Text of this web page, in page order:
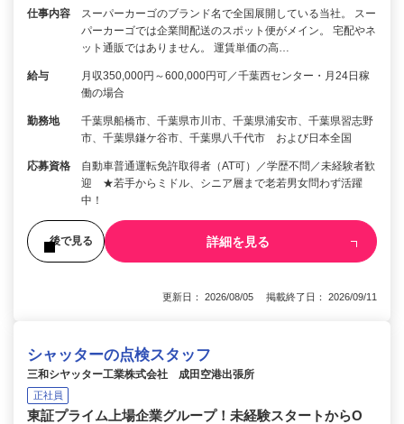
仕事内容
スーパーカーゴのブランド名で全国展開している当社。 スー
パーカーゴでは企業間配送のスポット便がメイン。 宅配やネ
ット通販ではありません。 運賃単価の高…
給与
月収350,000円～600,000円可／千葉西センター・月24日稼
働の場合
勤務地
千葉県船橋市、千葉県市川市、千葉県浦安市、千葉県習志野
市、千葉県鎌ケ谷市、千葉県八千代市 および日本全国
応募資格
自動車普通運転免許取得者（AT可）／学歴不問／未経験者歓
迎 ★若手からミドル、シニア層まで老若男女問わず活躍
中！
後で見る 詳細を見る
更新日： 2026/08/05 掲載終了日： 2026/09/11
シャッターの点検スタッフ
三和シヤッター工業株式会社 成田空港出張所
正社員
東証プライム上場企業グループ！未経験スタートからO